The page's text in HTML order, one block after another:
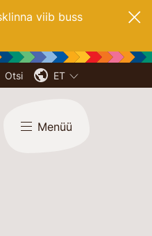
viib buss
Otsi ET
Menüü